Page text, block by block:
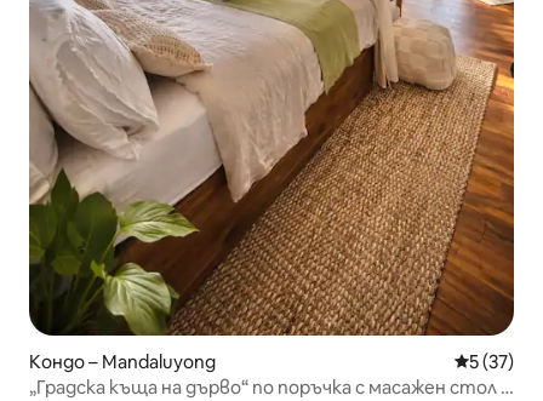
Кондо – Mandaluyong Средна
5 (37)
„Градска къща на дърво“ по поръчка с масажен стол и